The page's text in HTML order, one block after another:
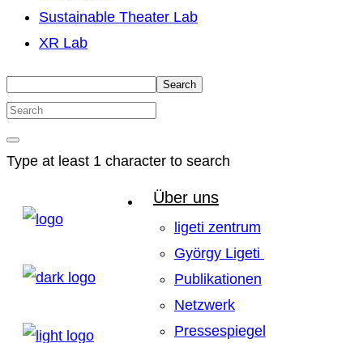
Sustainable Theater Lab
XR Lab
Search
Type at least 1 character to search
Über uns
ligeti zentrum
György Ligeti
Publikationen
Netzwerk
Pressespiegel